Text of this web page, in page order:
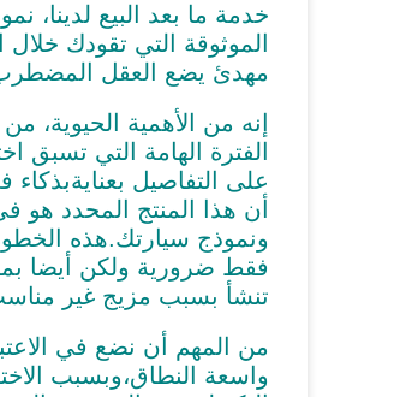
خدمة ما بعد البيع لدينا،
الموثوقة التي تقودك
مهدئ يضع العقل المضطرب
إنه من الأهمية الحيوية،
الفترة الهامة التي
على التفاصيل
أن هذا المنتج المحدد هو
ونموذج سيارتك.هذه
فقط ضرورية ولكن أيضا
تنشأ بسبب مزيج غير
من المهم أن نضع في
واسعة النطاق،وبسبب